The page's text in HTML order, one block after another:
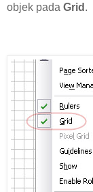
objek pada Grid .